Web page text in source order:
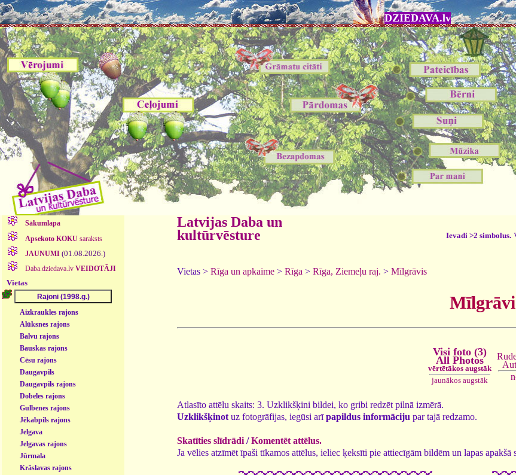
DZIEDAVA.lv
Sākumlapa
Apsekoto KOKUsaraksts
JAUNUMI (01.08.2026.)
Daba.dziedava.lv VEIDOTĀJI
Vietas
Aizkraukles rajons
Alūksnes rajons
Balvu rajons
Bauskas rajons
Cēsu rajons
Daugavpils
Daugavpils rajons
Dobeles rajons
Gulbenes rajons
Jēkabpils rajons
Jelgava
Jelgavas rajons
Jūrmala
Krāslavas rajons
Latvijas Daba un
kultūrvēsture
Ievadi >2 simbolus.
Vietas > Rīga un apkaime > Rīga > Rīga, Ziemeļu raj. > Mīlgrāvis
Visi foto (3)
All Photos
vērtētākos augstāk
jaunākos augstāk
Atlasīto attēlu skaits: 3. Uzklikšķini bildei, ko gribi redzēt pilnā izmērā.
Uzklikšķinot uz fotogrāfijas, iegūsi arīpapildus informāciju par tajā redzamo.
Skatīties slīdrādi /Komentēt attēlus.
Ja vēlies atzīmēt īpaši tīkamos attēlus, ieliec ķeksīti pie attiecīgām bildēm un lapas